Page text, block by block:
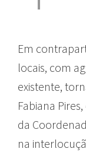
Em
locais, com
existente,
Fabiana
da
na